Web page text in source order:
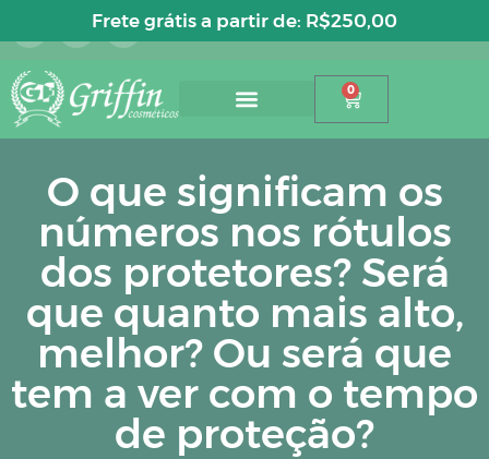
Entre ou cadastre-se
0
O que significam os
números nos rótulos
dos protetores? Será
que quanto mais alto,
melhor? Ou será que
tem a ver com o tempo
de proteção?
Frete grátis a partir de: R$250,00